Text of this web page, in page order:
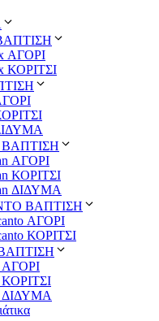
ΑΓΟΡΙ
ΚΟΡΙΤΣΙ
ΒΑΠΤΙΣΗ
ΑΓΟΡΙ
ΚΟΡΙΤΣΙ
ΔΙΔΥΜΑ
ΒΑΠΤΙΣΗ
ΑΓΟΡΙ
ΚΟΡΙΤΣΙ
ΑΓΟΡΙ
ΚΟΡΙΤΣΙ
ΔΙΔΥΜΑ